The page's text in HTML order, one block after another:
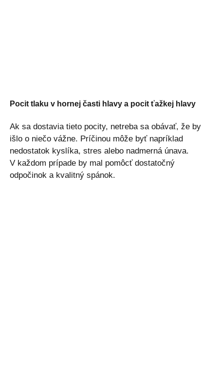
Pocit tlaku v hornej časti hlavy a pocit ťažkej hlavy
Ak sa dostavia tieto pocity, netreba sa obávať, že by
išlo o niečo vážne. Príčinou môže byť napríklad
nedostatok kyslíka, stres alebo nadmerná únava.
V každom prípade by mal pomôcť dostatočný
odpočinok a kvalitný spánok.